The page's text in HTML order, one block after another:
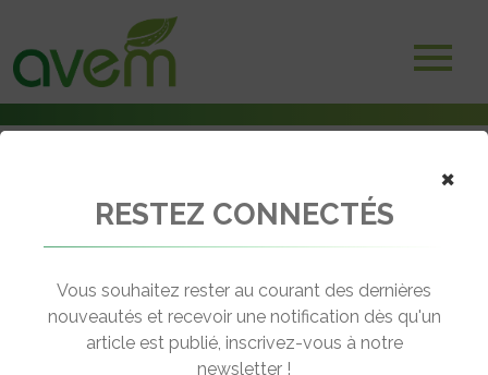
Une loi européenne pour doper le marché de la voiture électrique ?
← Revenir aux actualités
×
RESTEZ CONNECTÉS
Vous souhaitez rester au courant des dernières
nouveautés et recevoir une notification dès qu'un
article est publié, inscrivez-vous à notre
newsletter !